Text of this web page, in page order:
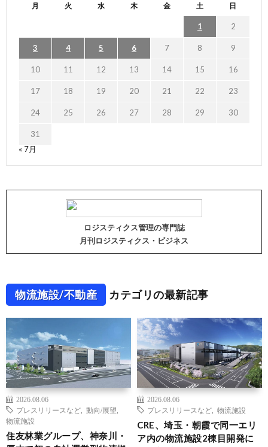
月 火 水 木 金 土 日
1 2
3 4 5 6 7 8 9
10 11 12 13 14 15 16
17 18 19 20 21 22 23
24 25 26 27 28 29 30
31
« 7月
ロジスティクス管理の専門誌
月刊ロジスティクス・ビジネス
物流施設/不動産 カテゴリの最新記事
2026.08.06
プレスリリースなど
動向/展望
物流施設
住友林業グループ、神奈川・
2026.08.06
プレスリリースなど
物流施設
CRE、埼玉・朝霞で同一エリ
ア内の物流施設2棟目開発に